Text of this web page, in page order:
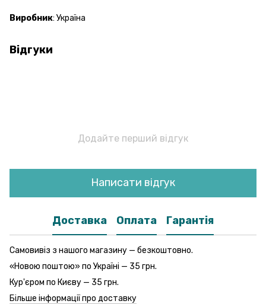
Виробник: Україна
Відгуки
Додайте перший відгук
Написати відгук
Доставка Оплата Гарантія
Самовивіз з нашого магазину — безкоштовно.
«Новою поштою» по Україні — 35 грн.
Кур'єром по Києву — 35 грн.
Більше інформації про доставку